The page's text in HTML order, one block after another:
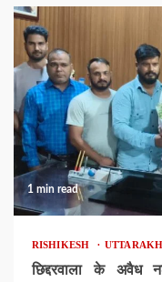
1 min read
RISHIKESH
छिद्दरवाला के अवैध